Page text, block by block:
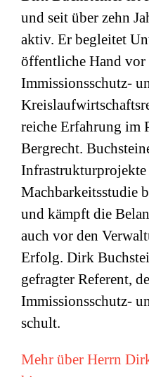
und seit über zehn
aktiv. Er begleitet
öffentliche Hand vor
Immissionsschutz-
reiche Erfahrung im
Bergrecht.
Infrastrukturprojekte
Machbarkeitsstudie
und kämpft die
auch vor den
Erfolg. Dirk
gefragter Referent,
Immissionsschutz-
schult.
Mehr über Herrn